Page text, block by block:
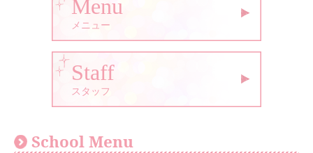
Menu
メニュー
Staff
スタッフ
School Menu